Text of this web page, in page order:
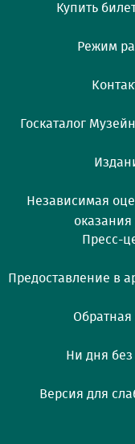
Купить
Режим
Госкаталог
Независимая
оказания
Пресс-
Предоставление в
Обратная
Ни дня без
Версия для